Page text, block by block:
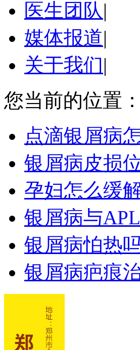
医生团队|
媒体报道|
关于我们|
您当前的位置：
点滴银屑病
银屑病皮损
孕妇怎么缓
银屑病与APL
银屑病怕热
银屑病疤痕